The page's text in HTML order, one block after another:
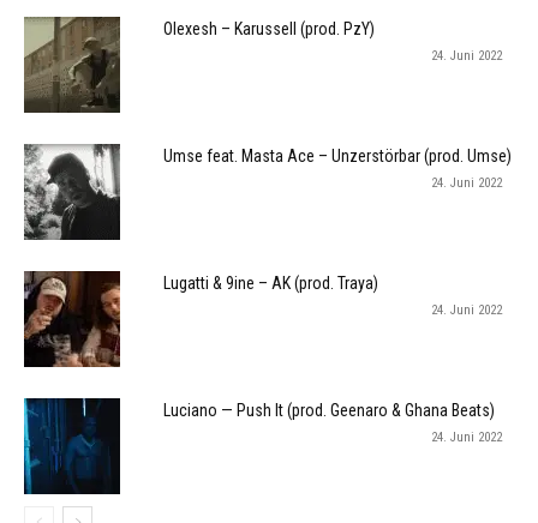
Olexesh – Karussell (prod. PzY)
24. Juni 2022
Umse feat. Masta Ace – Unzerstörbar (prod. Umse)
24. Juni 2022
Lugatti & 9ine – AK (prod. Traya)
24. Juni 2022
Luciano — Push It (prod. Geenaro & Ghana Beats)
24. Juni 2022